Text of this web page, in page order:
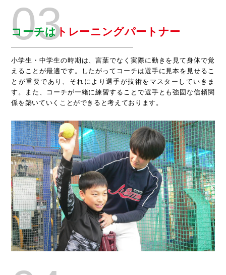
03
コーチは トレーニングパートナー
小学生・中学生の時期は、言葉でなく実際に動きを見て身体で覚
えることが最適です。したがってコーチは選手に見本を見せるこ
とが重要であり、それにより選手が技術をマスターしていきま
す。また、コーチが一緒に練習することで選手とも強固な信頼関
係を築いていくことができると考えております。